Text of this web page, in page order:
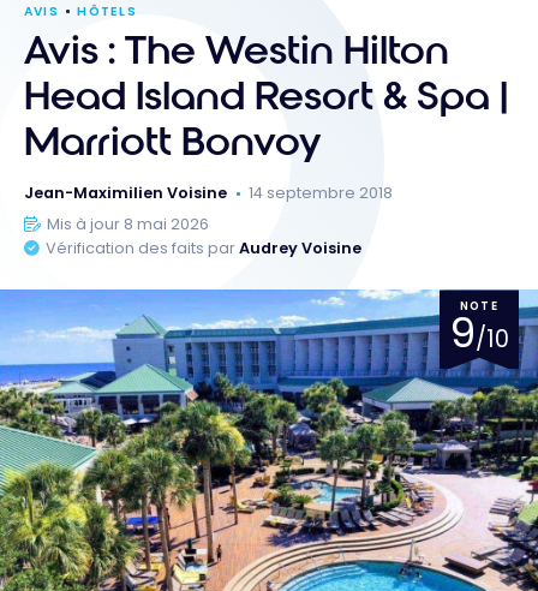
AVIS HÔTELS
Avis : The Westin Hilton
Head Island Resort & Spa |
Marriott Bonvoy
Jean-Maximilien Voisine
14 septembre 2018
Mis à jour 8 mai 2026
Vérification des faits parAudrey Voisine
NOTE
9/10